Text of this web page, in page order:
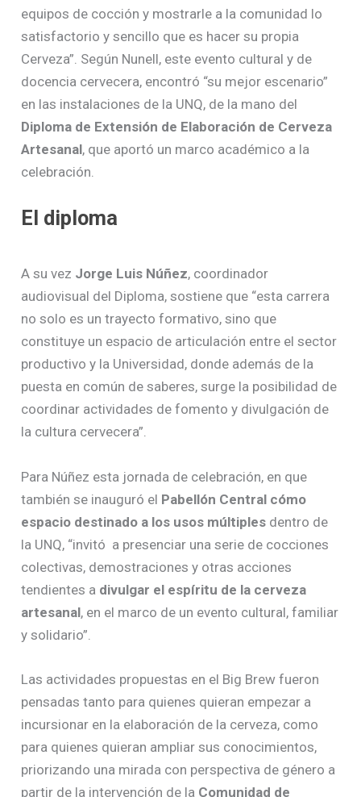
equipos de cocción y mostrarle a la comunidad lo
satisfactorio y sencillo que es hacer su propia
Cerveza”. Según Nunell, este evento cultural y de
docencia cervecera, encontró “su mejor escenario”
en las instalaciones de la UNQ, de la mano del
Diploma de Extensión de Elaboración de Cerveza
Artesanal, que aportó un marco académico a la
celebración.
El diploma
A su vez Jorge Luis Núñez, coordinador
audiovisual del Diploma, sostiene que “esta carrera
no solo es un trayecto formativo, sino que
constituye un espacio de articulación entre el sector
productivo y la Universidad, donde además de la
puesta en común de saberes, surge la posibilidad de
coordinar actividades de fomento y divulgación de
la cultura cervecera”.
Para Núñez esta jornada de celebración, en que
también se inauguró el Pabellón Central cómo
espacio destinado a los usos múltiples dentro de
la UNQ, “invitó a presenciar una serie de cocciones
colectivas, demostraciones y otras acciones
tendientes a divulgar el espíritu de la cerveza
artesanal, en el marco de un evento cultural, familiar
y solidario”.
Las actividades propuestas en el Big Brew fueron
pensadas tanto para quienes quieran empezar a
incursionar en la elaboración de la cerveza, como
para quienes quieran ampliar sus conocimientos,
priorizando una mirada con perspectiva de género a
partir de la intervención de la Comunidad de